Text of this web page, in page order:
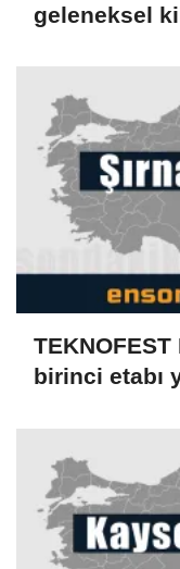
geleneksel
TEKNOFEST
birinci etabı